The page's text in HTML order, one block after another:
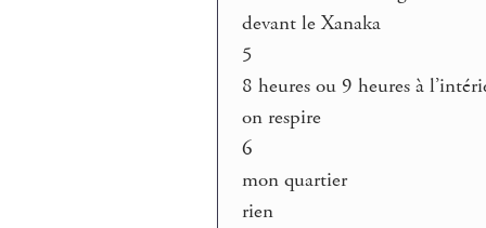
devant le Xanaka
5
8 heures ou 9 heures à
on respire
6
mon quartier
rien